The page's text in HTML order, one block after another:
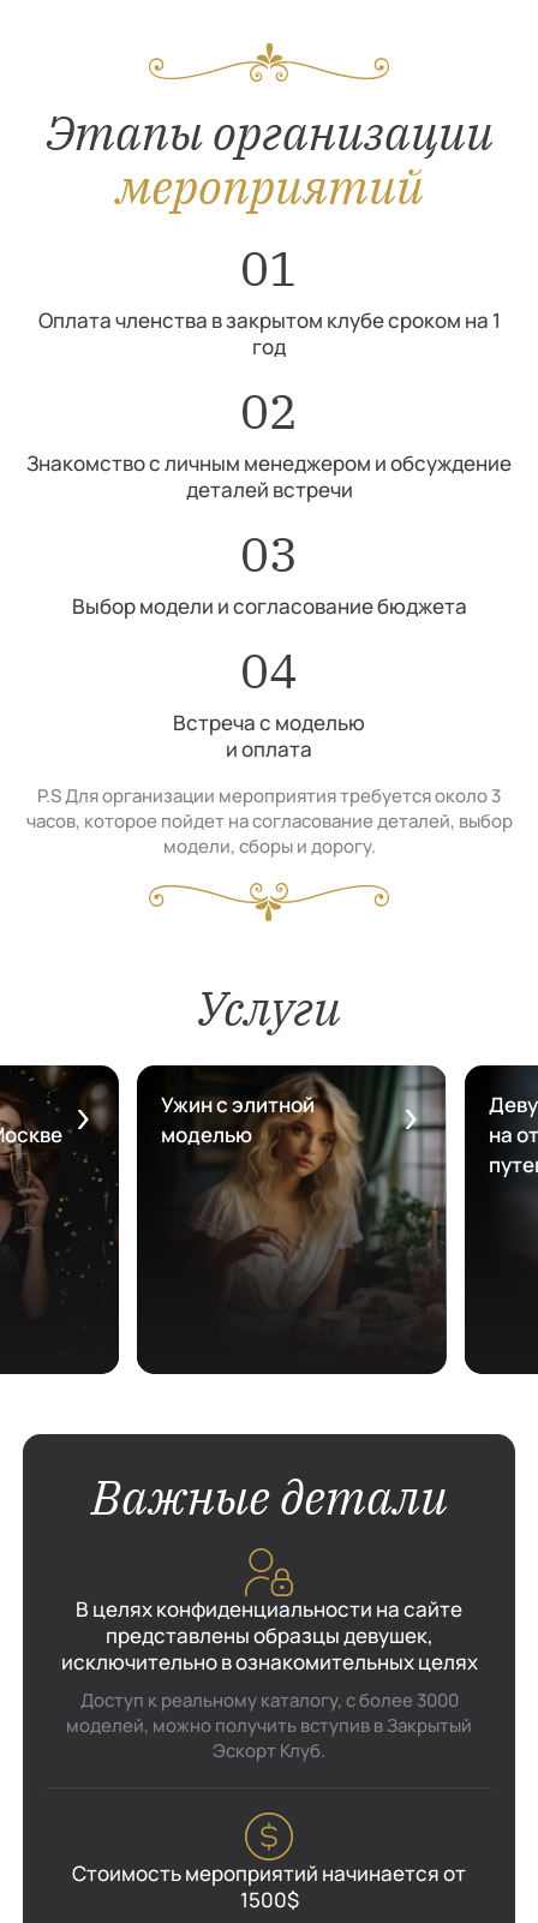
Этапы организации
мероприятий
01
Оплата членства в закрытом клубе сроком на 1
год
02
Знакомство с личным менеджером и обсуждение
деталей встречи
03
Выбор модели и согласование бюджета
04
Встреча с моделью
и оплата
P.S Для организации мероприятия требуется около 3
часов, которое пойдет на согласование деталей, выбор
модели, сборы и дорогу.
Услуги
Ужин с элитной
моделью
на
Важные детали
В целях конфиденциальности на сайте
представлены образцы девушек,
исключительно в ознакомительных целях
Доступ к реальному каталогу, с более 3000
моделей, можно получить вступив в Закрытый
Эскорт Клуб.
Стоимость мероприятий начинается от
1500$